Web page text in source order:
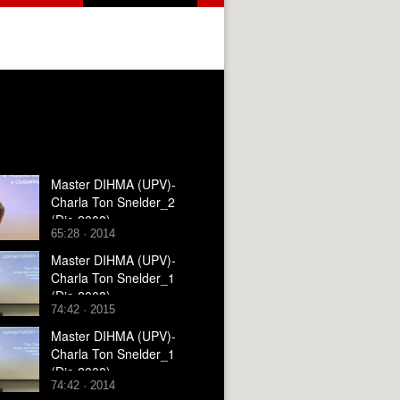
Master DIHMA (UPV)-
Charla Ton Snelder_2
(Dic-2008)
65:28 · 2014
Master DIHMA (UPV)-
Charla Ton Snelder_1
(Dic-2008)
74:42 · 2015
Master DIHMA (UPV)-
Charla Ton Snelder_1
(Dic-2008)
74:42 · 2014